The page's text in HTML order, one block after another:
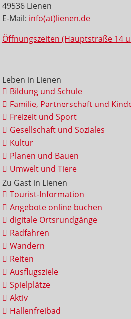
49536 Lienen
E-Mail: info(at)lienen.de
Öffnungszeiten (Hauptstraße 14
Leben in Lienen
Bildung und Schule
Familie, Partnerschaft und
Freizeit und Sport
Gesellschaft und Soziales
Kultur
Planen und Bauen
Umwelt und Tiere
Zu Gast in Lienen
Tourist-Information
Angebote online buchen
digitale Ortsrundgänge
Radfahren
Wandern
Reiten
Ausflugsziele
Spielplätze
Aktiv
Hallenfreibad